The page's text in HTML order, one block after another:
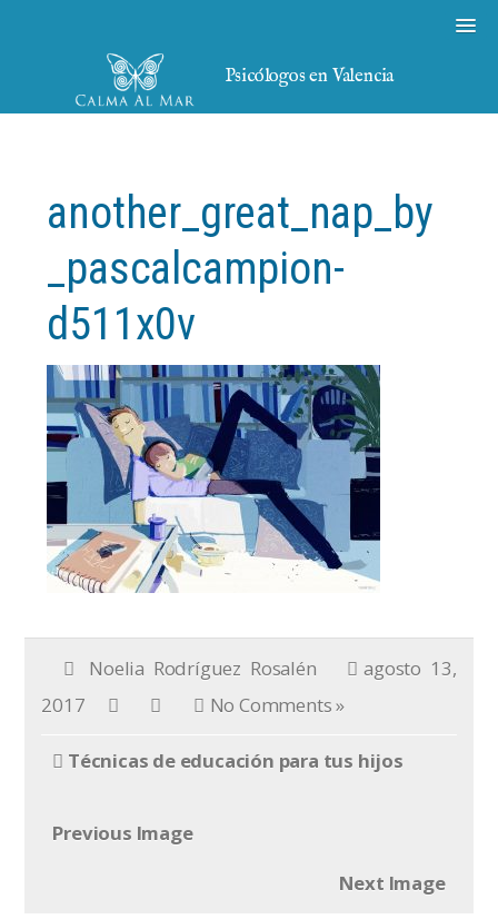
Psicólogos en Valencia
another_great_nap_by
_pascalcampion-
d511x0v
Noelia Rodríguez Rosalén
agosto 13,
2017
No Comments »
Técnicas de educación para tus hijos
Previous Image
Next Image